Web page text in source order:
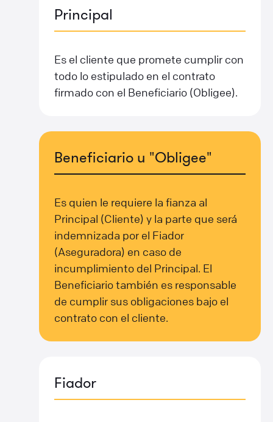
Principal
Es el cliente que promete cumplir con
todo lo estipulado en el contrato
firmado con el Beneficiario (Obligee).
Beneficiario u "Obligee"
Es quien le requiere la fianza al
Principal (Cliente) y la parte que será
indemnizada por el Fiador
(Aseguradora) en caso de
incumplimiento del Principal. El
Beneficiario también es responsable
de cumplir sus obligaciones bajo el
contrato con el cliente.
Fiador